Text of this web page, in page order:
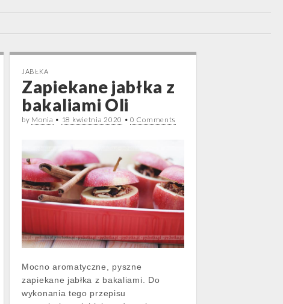
JABŁKA
Zapiekane jabłka z
bakaliami Oli
by Monia • 18 kwietnia 2020 •0 Comments
Mocno aromatyczne, pyszne
zapiekane jabłka z bakaliami. Do
wykonania tego przepisu